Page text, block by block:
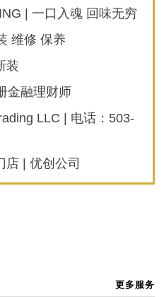
| 一口入魂 回味无穷
维修 保养
装
金融理财师
LLC | 电话：503-
| 优创公司
更多服务